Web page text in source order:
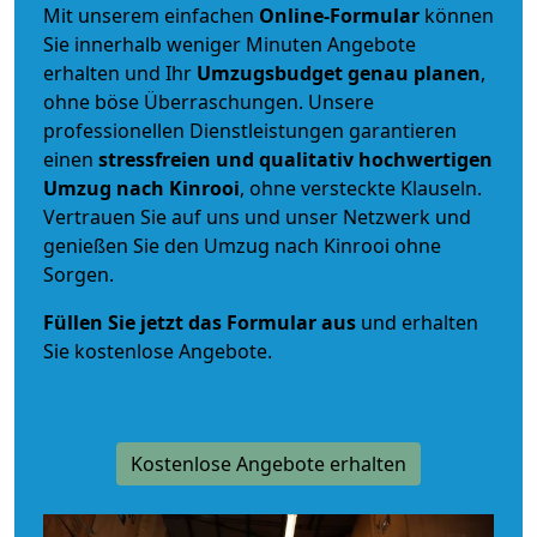
Mit unserem einfachen Online-Formular können
Sie innerhalb weniger Minuten Angebote
erhalten und Ihr Umzugsbudgetgenau planen,
ohne böse Überraschungen. Unsere
professionellen Dienstleistungen garantieren
einen stressfreien und qualitativ hochwertigen
Umzug nach Kinrooi, ohne versteckte Klauseln.
Vertrauen Sie auf uns und unser Netzwerk und
genießen Sie den Umzug nach Kinrooi ohne
Sorgen.
Füllen Sie jetzt das Formular aus und erhalten
Sie kostenlose Angebote.
Kostenlose Angebote erhalten